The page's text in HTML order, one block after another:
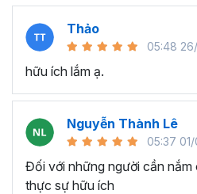
Thảo
05:48
hữu ích lắm ạ.
Nguyễn Thành Lê
05:37
Đối với những người cần nắm
thực sự hữu ích